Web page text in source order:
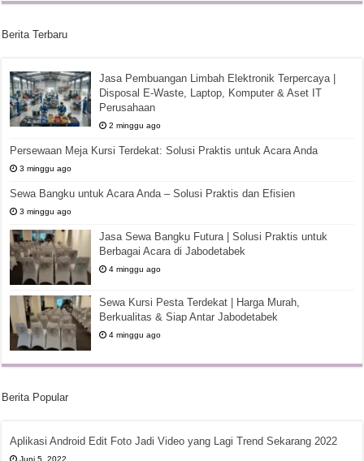
Berita Terbaru
Jasa Pembuangan Limbah Elektronik Terpercaya |
Disposal E-Waste, Laptop, Komputer & Aset IT
Perusahaan
2 minggu ago
Persewaan Meja Kursi Terdekat: Solusi Praktis untuk Acara Anda
3 minggu ago
Sewa Bangku untuk Acara Anda – Solusi Praktis dan Efisien
3 minggu ago
Jasa Sewa Bangku Futura | Solusi Praktis untuk
Berbagai Acara di Jabodetabek
4 minggu ago
Sewa Kursi Pesta Terdekat | Harga Murah,
Berkualitas & Siap Antar Jabodetabek
4 minggu ago
Berita Popular
Aplikasi Android Edit Foto Jadi Video yang Lagi Trend Sekarang 2022